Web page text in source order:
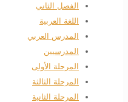
الفصل الثاني
اللغة العربية
المدرس العربي
المدرسيين
المرحلة الأولى
المرحلة الثالثة
المرحلة الثانية